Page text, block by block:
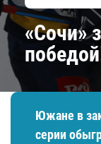
«Сочи»
Южане в
серии